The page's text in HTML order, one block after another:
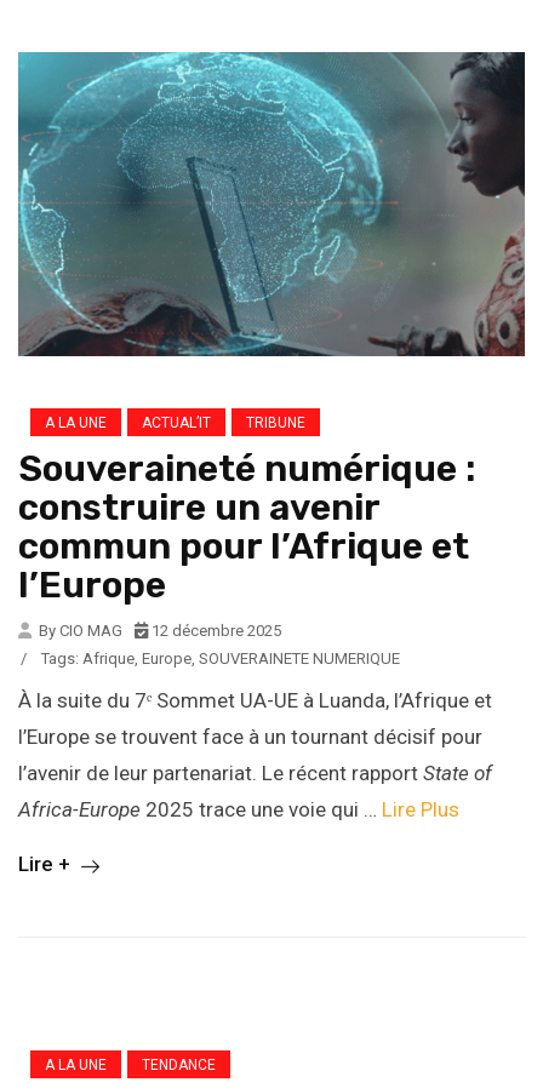
A LA UNE ACTUAL’IT TRIBUNE
Souveraineté numérique :
construire un avenir
commun pour l’Afrique et
l’Europe
By CIO MAG
12 décembre 2025
/
Tags: Afrique, Europe, SOUVERAINETE NUMERIQUE
À la suite du 7ᵉ Sommet UA-UE à Luanda, l’Afrique et
l’Europe se trouvent face à un tournant décisif pour
l’avenir de leur partenariat. Le récent rapport State of
Africa-Europe 2025 trace une voie qui … Lire Plus
Lire +
A LA UNE TENDANCE